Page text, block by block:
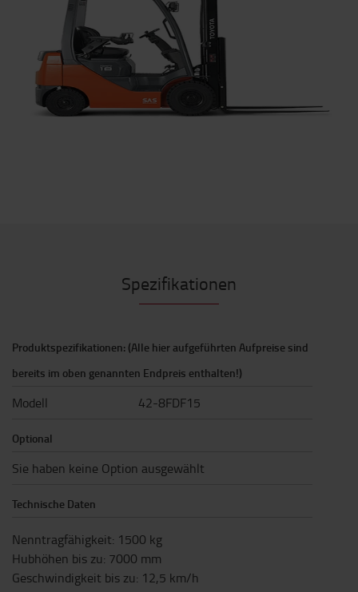
Spezifikationen
Produktspezifikationen: (Alle hier aufgeführten Aufpreise sind
bereits im oben genannten Endpreis enthalten!)
Modell 42-8FDF15
Optional
Sie haben keine Option ausgewählt
Technische Daten
Nenntragfähigkeit: 1500 kg
Hubhöhen bis zu: 7000 mm
Geschwindigkeit bis zu: 12,5 km/h